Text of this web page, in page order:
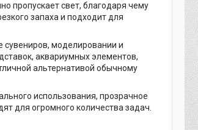
пропускает свет, благодаря чему
запаха и подходит для
сувениров, моделировании и
аквариумных элементов,
альтернативой обычному
использования, прозрачное
для огромного количества задач.